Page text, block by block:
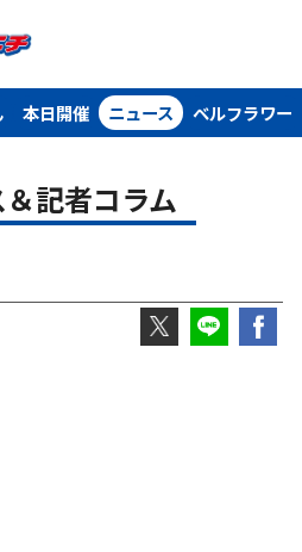
本日開催 ニュース ベルフラワー
記者コラム